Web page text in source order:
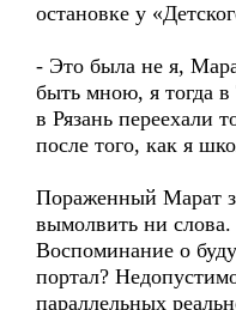
остановке у
- Это была не я,
быть мною, я тогда
в Рязань переехали
после того, как я
Пораженный Марат
вымолвить ни
Воспоминание о
портал?
параллельных